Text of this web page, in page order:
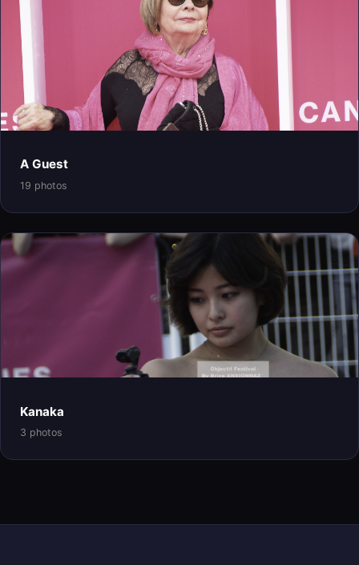
A Guest
19 photos
Kanaka
3 photos